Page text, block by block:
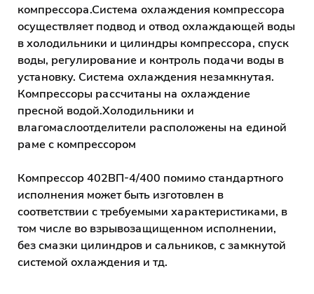
компрессора.Система охлаждения компрессора
осуществляет подвод и отвод охлаждающей воды
в холодильники и цилиндры компрессора, спуск
воды, регулирование и контроль подачи воды в
установку. Система охлаждения незамкнутая.
Компрессоры рассчитаны на охлаждение
пресной водой.Холодильники и
влагомаслоотделители расположены на единой
раме с компрессором
Компрессор 402ВП-4/400 помимо стандартного
исполнения может быть изготовлен в
соответствии с требуемыми характеристиками, в
том числе во взрывозащищенном исполнении,
без смазки цилиндров и сальников, с замкнутой
системой охлаждения и тд.